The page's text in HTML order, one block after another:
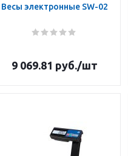
Весы электронные SW-02
9 069.81 руб./шт